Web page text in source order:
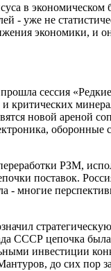
в
- уже не
экономики, и
сессия «Редкие,
критических
новой ареной
оборонные
РЗМ,
поставок.
- многие
СССР цепочка
инвестиции
до сих пор